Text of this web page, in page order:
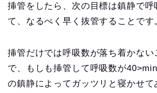
挿管をしたら、次の目標は鎮静で呼
て、なるべく早く抜管することです
挿管だけでは呼吸数が落ち着かない
で、もしも挿管して呼吸数が
の鎮静によってガッツリと寝かせて